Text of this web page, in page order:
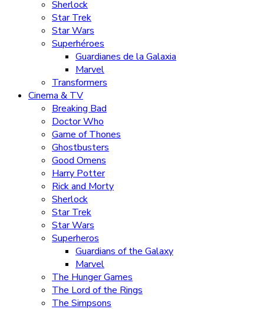
Sherlock
Star Trek
Star Wars
Superhéroes
Guardianes de la Galaxia
Marvel
Transformers
Cinema & TV
Breaking Bad
Doctor Who
Game of Thones
Ghostbusters
Good Omens
Harry Potter
Rick and Morty
Sherlock
Star Trek
Star Wars
Superheros
Guardians of the Galaxy
Marvel
The Hunger Games
The Lord of the Rings
The Simpsons